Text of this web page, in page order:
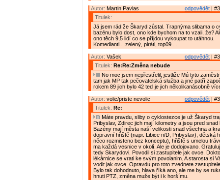
odpovědět |
Autor: Martin Pavlas
Titulek:
Já jsem rád že Škaryd zůstal. Trapnýma slibama o
bazénu bylo dost, ono kde bychom na to vzali, že?
ono těch 9,5 lidí co se příjdou vykoupat to utáhnou.
Komedianti....zelený, piráti, top09....
odpovědět |
Autor: Vašek
Titulek: Re:Re:Změna nebude
No moc jsem nepřestřelil, jestliže Mú tyto
tam jak MP tak pečovatelská služba a jiné patří
rokem 89 jich bylo 42 teď je jich několikanásobně
odpovědět |
Autor: volic/priste nevolic
Titulek: Re:
Máte pravdu, sliby o cyklostezce je už Škaryd
Pribyslav, Zdirec jich mají kilometry a jsou pred snad
Bazény mají města naší velikosti snad všechna a
dopravní hřiště (napr. Libice n/D, Pribyslav), dětská
něco rozmisteno bez konceptu), hřiště s umelou
ma každá vesnice v okolí. Ale je dodojovano.
tedy Skarydovi. Povodil si zastupitele jak ovce.
lékárnice se vrati ke svým povolanim. A starosta si
vodit jak ovce. Opravdu pro toto zvednete
Bylo tak dohodnuto, hlava říká ano, ale me by se
hnuti PTZ, změna muže být i k horšímu.